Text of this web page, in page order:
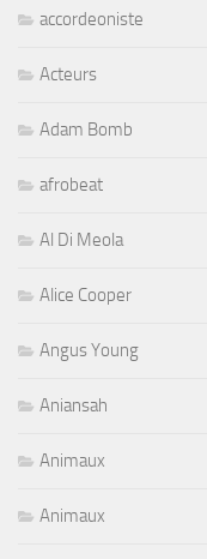
accordeoniste
Acteurs
Adam Bomb
afrobeat
Al Di Meola
Alice Cooper
Angus Young
Aniansah
Animaux
Animaux